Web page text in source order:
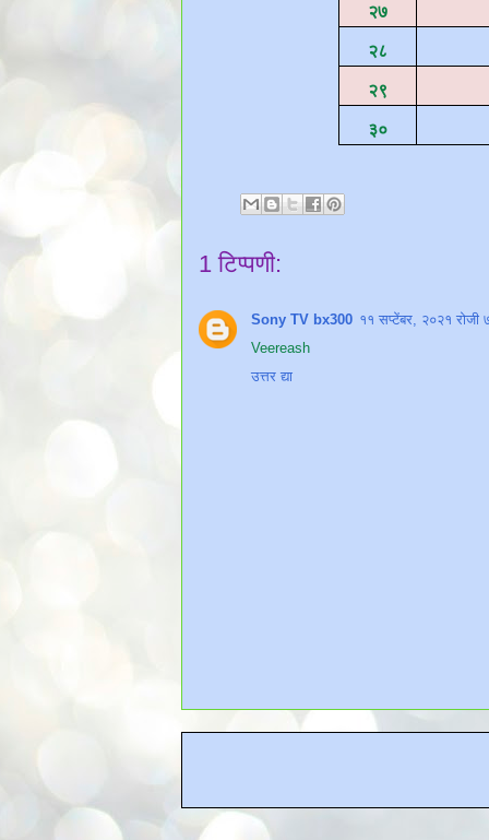
२७
२८
२९
३०
1 टिप्पणी:
Sony TV bx300 ११ सप्टेंबर, २०२१ रोजी
Veereash
उत्तर द्या